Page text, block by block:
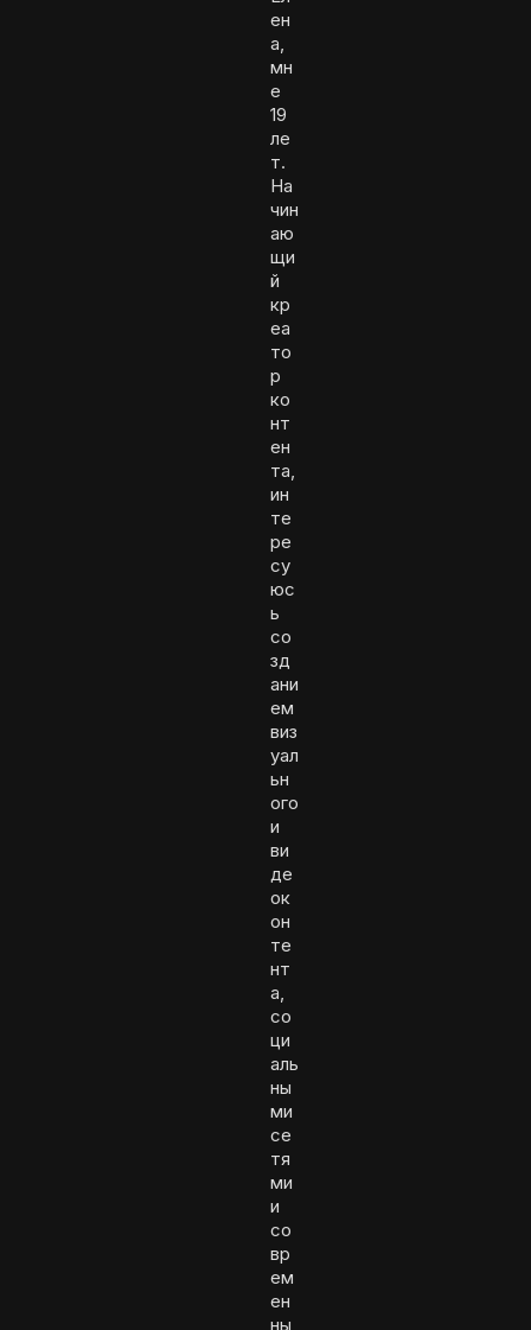
ен
а,
мн
е
19
ле
т.
На
чин
аю
щи
й
кр
еа
то
р
ко
нт
ен
та,
ин
те
ре
су
юс
ь
со
зд
ани
ем
виз
уал
ьн
ого
и
ви
де
ок
он
те
нт
а,
со
ци
аль
ны
ми
се
тя
ми
и
со
вр
ем
ен
ны